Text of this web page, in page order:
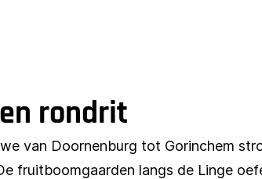
rondrit
van Doornenburg tot Gorinchem
fruitboomgaarden langs de Linge